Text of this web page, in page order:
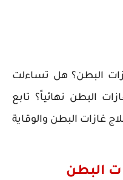
البطن؟ هل تساءلت
البطن نهائياً؟ تابع
غازات البطن والوقاية
البطن